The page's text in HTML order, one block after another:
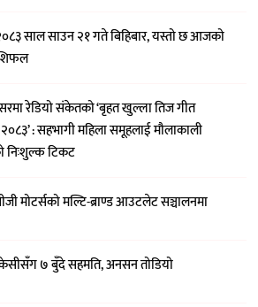
साल साउन २१ गते बिहिबार, यस्तो छ आजको
रेडियो संकेतको ‘बृहत खुल्ला तिज गीत
२०८३’ : सहभागी महिला समूहलाई मौलाकाली
टिकट
मोटर्सको मल्टि-ब्राण्ड आउटलेट सञ्चालनमा
केसीसँग ७ बुँदे सहमति, अनसन तोडियो